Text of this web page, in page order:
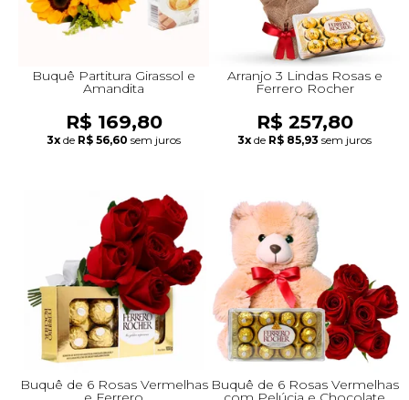
Buquê Partitura Girassol e
Amandita
R$ 169,80
3x de R$ 56,60 sem juros
Arranjo 3 Lindas Rosas e
Ferrero Rocher
R$ 257,80
3x de R$ 85,93 sem juros
Buquê de 6 Rosas Vermelhas Buquê de 6 Rosas Vermelhas